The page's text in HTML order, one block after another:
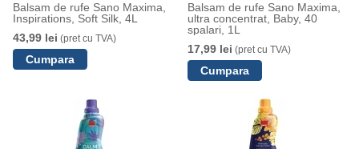
Balsam de rufe Sano Maxima,
Inspirations, Soft Silk, 4L
43,99 lei (pret cu TVA)
Balsam de rufe Sano Maxima,
ultra concentrat, Baby, 40
spalari, 1L
17,99 lei (pret cu TVA)